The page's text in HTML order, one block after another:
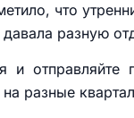
что
разную
и
разные